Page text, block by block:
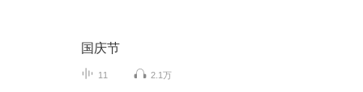
国庆节
11 2.1万